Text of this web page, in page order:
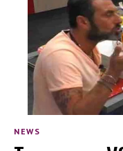
NEWS